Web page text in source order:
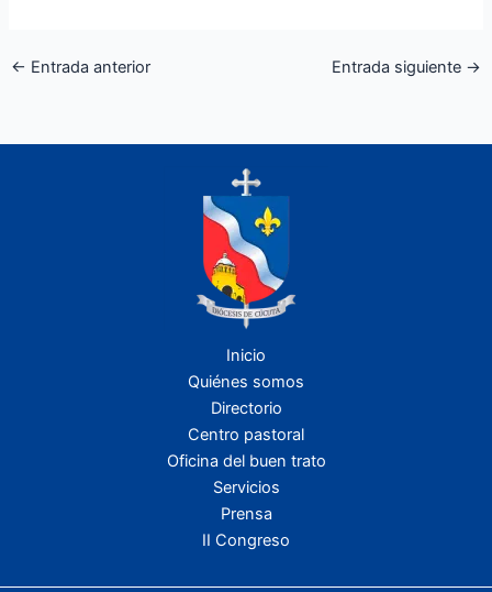
← Entrada anterior Entrada siguiente →
Inicio
Quiénes somos
Directorio
Centro pastoral
Oficina del buen trato
Servicios
Prensa
II Congreso